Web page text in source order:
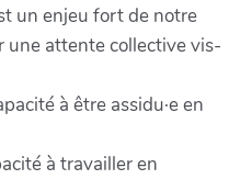
un enjeu fort de notre
une attente collective vis-
à être assidu·e en
à travailler en